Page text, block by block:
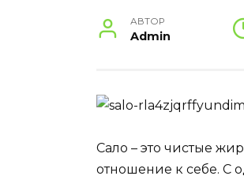
АВТОР
Admin
Сало – это чистые
отношение к себе. С